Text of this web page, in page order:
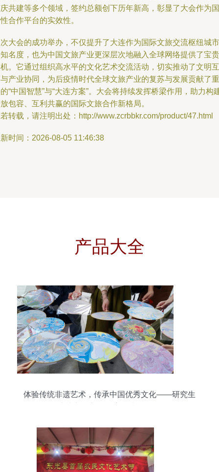
共建等多个领域，签约总额创下历年新高，彰显了大会作为国
合作平台的实效性。
大会的成功举办，不仅提升了大连作为国际文旅交流枢纽城市
名度，也为中国文旅产业更深层次地融入全球网络提供了宝贵
。它通过组织高水平的文化艺术交流活动，切实推动了文明互
产业协同，为后疫情时代全球文旅产业的复苏与发展贡献了重
“中国智慧”与“大连方案”。大会将持续发挥桥梁作用，助力构
包容、互利共赢的国际文旅合作新格局。
转载，请注明出处：http://www.zcrbbkr.com/product/47.html
时间：2026-08-05 11:46:38
产品大全
体验传统非遗艺术，传承中国优秀文化——研究生